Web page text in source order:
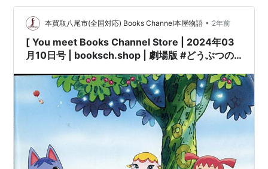
DD北斗の拳/DD北斗の拳2（ユリア他）
ミス・モノクローム -The Animation-/ミス・モノク
ローム -The Animation- 2/ミス・モノクローム -The
Animation- 3（ミス・モノクローム）
ブラック・ブレット（天童木更）
クロスアンジュ 天使と竜の輪舞（サラ）
青春×機関銃（矢島鼎）
アブソリュート・デュオ（九十九朔夜）
Classroom☆Crisis（小鳥遊カオルコ）
下ネタという概念が存在しない退屈な世界（鬼頭鼓
本買取八尾市(全国対応) Books Channel本屋物語 • 2年前
[ You meet Books Channel Store | 2024年03
月10日号 | booksch.shop | 劇場版 #どうぶつの
ンフレット] | 2006年12月16日発行 | #堀江由衣
#小栗旬 乙葉 他 |